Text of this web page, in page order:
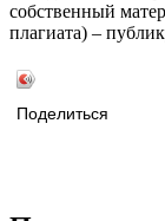
собственный
плагиата) –
Поделиться